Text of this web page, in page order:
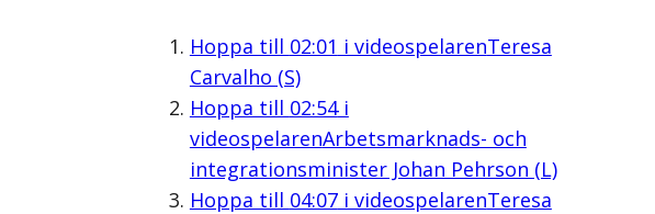
Hoppa till 02:01 i videospelarenTeresa
Carvalho (S)
Hoppa till 02:54i
videospelarenArbetsmarknads- och
integrationsminister Johan Pehrson (L)
Hoppa till 04:07i videospelarenTeresa